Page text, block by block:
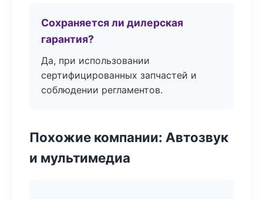
Сохраняется ли дилерская
гарантия?
Да, при использовании
сертифицированных запчастей и
соблюдении регламентов.
Похожие компании: Автозвук
и мультимедиа